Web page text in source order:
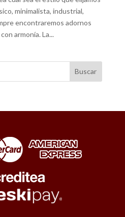
minimalista, industrial,
encontraremos adornos
armonía. La...